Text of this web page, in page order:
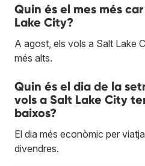
Quin és el mes més
Lake City?
A agost, els vols a Salt Lake
més alts.
Quin és el dia de la
vols a Salt Lake City
baixos?
El dia més econòmic per
divendres.